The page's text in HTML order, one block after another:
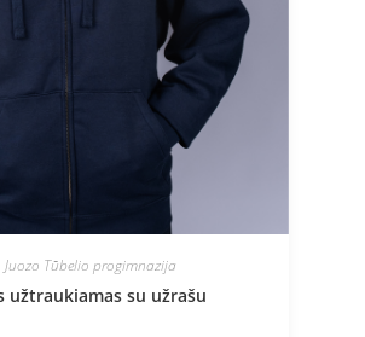
Juozo Tūbelio progimnazija
užtraukiamas su užrašu